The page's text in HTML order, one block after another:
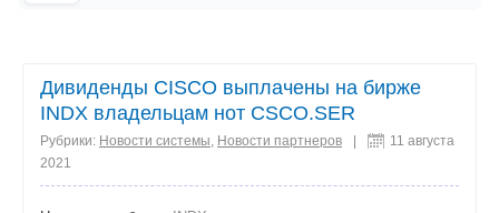
Дивиденды CISCO выплачены на бирже
INDX владельцам нот CSCO.SER
Рубрики: Новости системы, Новости партнеров
11 августа
2021